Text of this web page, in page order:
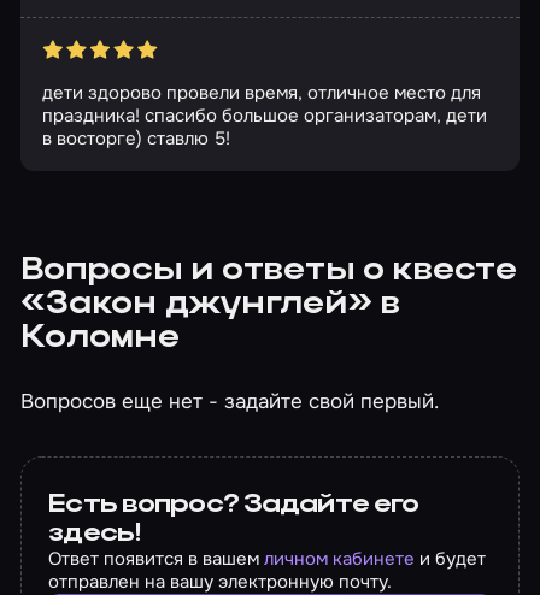
дети здорово провели время, отличное место для
праздника! спасибо большое организаторам, дети
в восторге) ставлю 5!
Вопросы и ответы о квесте
«Закон джунглей» в
Коломне
Вопросов еще нет - задайте свой первый.
Есть вопрос? Задайте его
здесь!
Ответ появится в вашемличном кабинете и будет
отправлен на вашу электронную почту.